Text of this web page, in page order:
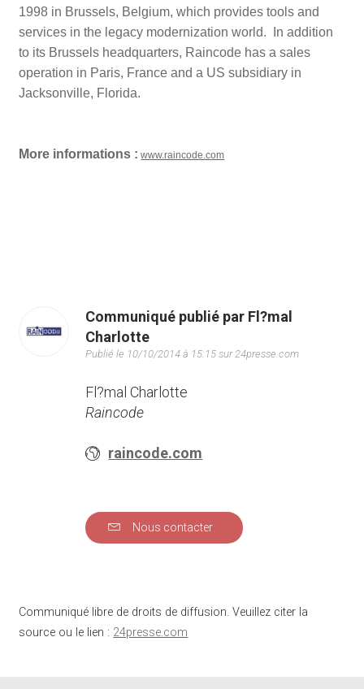
1998 in Brussels, Belgium, which provides tools and
services in the legacy modernization world. In addition
to its Brussels headquarters, Raincode has a sales
operation in Paris, France and a US subsidiary in
Jacksonville, Florida.
More informations : www.raincode.com
Communiqué publié par Fl?mal
Charlotte
Publié le 10/10/2014 à 15:15 sur 24presse.com
Fl?mal Charlotte
Raincode
raincode.com
Nous contacter
Communiqué libre de droits de diffusion. Veuillez citer la
source ou le lien : 24presse.com